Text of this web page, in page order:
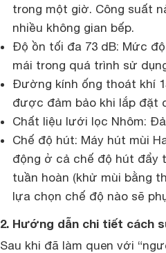
trong một giờ. Công suất
nhiều không gian bếp.
Độ ồn tối đa 73 dB: Mức
mái trong quá trình sử
Đường kính ống thoát khí
được đảm bảo khi lắp đặt
Chất liệu lưới lọc Nhôm:
Chế độ hút: Máy hút mùi
động ở cả chế độ hút đẩy
tuần hoàn (khử mùi bằng
lựa chọn chế độ nào sẽ
2. Hướng dẫn chi tiết cách
Sau khi đã làm quen với